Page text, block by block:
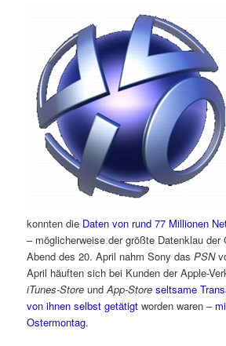
konnten die Daten von rund 77 Millionen
– möglicherweise der größte Datenklau
Abend des 20. April nahm Sony dasPSN
April häuften sich bei Kunden der Apple-
iTunes-Store undApp-Store seltsame
von ihnen selbst getätigt worden waren –
Ostermontag.